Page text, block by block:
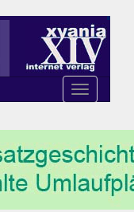
Toggle
navigation